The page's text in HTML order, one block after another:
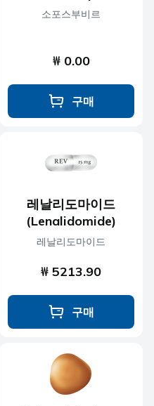
소포스부비르
₩ 0.00
구매
레날리도마이드
(Lenalidomide)
레날리도마이드
₩ 5213.90
구매